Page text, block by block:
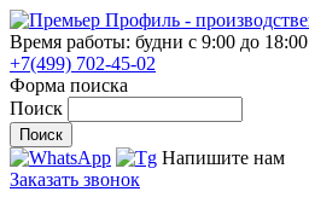
Время работы: будни с 9:00 до 18:00
+7(499) 702-45-02
Форма поиска
Поиск
Напишите нам
Заказать звонок